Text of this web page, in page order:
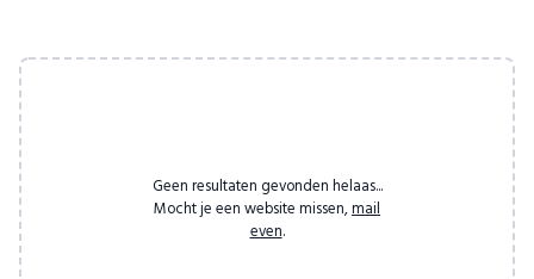
Geen resultaten gevonden helaas...
Mocht je een website missen, mail
even.